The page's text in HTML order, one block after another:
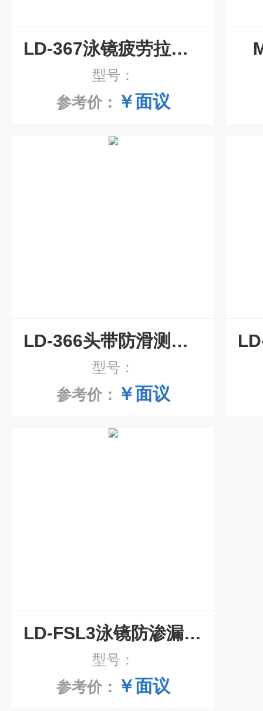
LD-367泳镜疲劳拉伸试验机
型号：
参考价： ￥面议
LD-366头带防滑测试仪
型号：
参考价： ￥面议
LD-FSL3泳镜防渗漏性测试仪
型号：
参考价： ￥面议